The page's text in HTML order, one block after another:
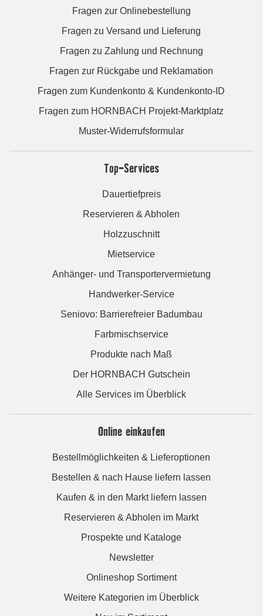
Fragen zur Onlinebestellung
Fragen zu Versand und Lieferung
Fragen zu Zahlung und Rechnung
Fragen zur Rückgabe und Reklamation
Fragen zum Kundenkonto & Kundenkonto-ID
Fragen zum HORNBACH Projekt-Marktplatz
Muster-Widerrufsformular
Top-Services
Dauertiefpreis
Reservieren & Abholen
Holzzuschnitt
Mietservice
Anhänger- und Transportervermietung
Handwerker-Service
Seniovo: Barrierefreier Badumbau
Farbmischservice
Produkte nach Maß
Der HORNBACH Gutschein
Alle Services im Überblick
Online einkaufen
Bestellmöglichkeiten & Lieferoptionen
Bestellen & nach Hause liefern lassen
Kaufen & in den Markt liefern lassen
Reservieren & Abholen im Markt
Prospekte und Kataloge
Newsletter
Onlineshop Sortiment
Weitere Kategorien im Überblick